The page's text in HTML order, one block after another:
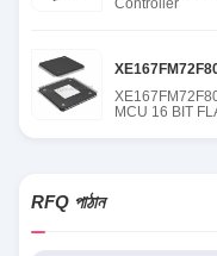
Controller
MCU 16 BIT
RFQ পাঠান